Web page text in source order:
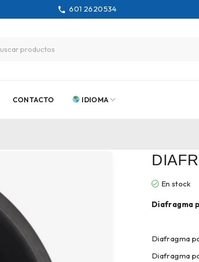
601 2620534
CONTACTO IDIOMA
En stock
Diafragma
Diafragma
Diafragma